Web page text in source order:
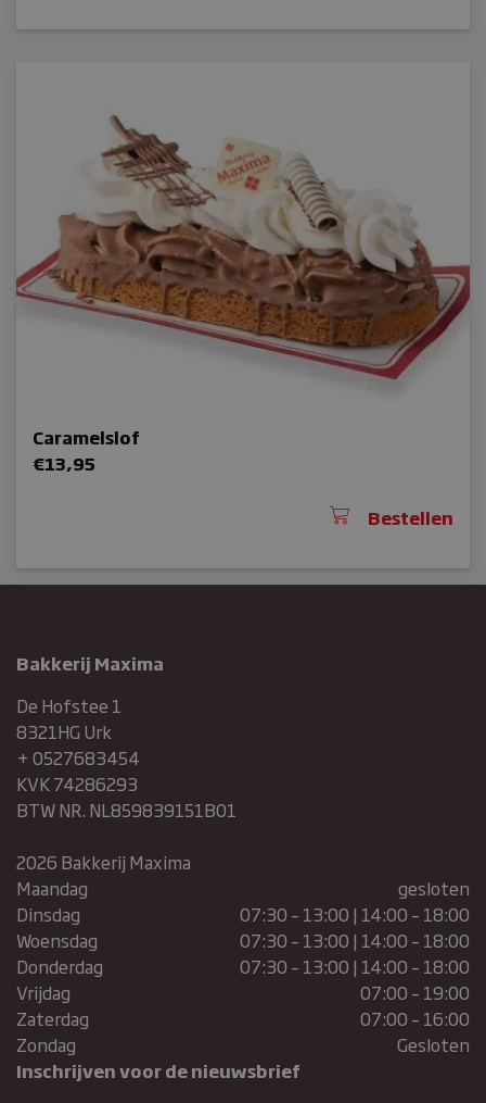
Caramelslof
€13,95
Bestellen
Bakkerij Maxima
De Hofstee 1
8321HG Urk
+ 0527683454
KVK 74286293
BTW NR. NL859839151B01
2026 Bakkerij Maxima
Maandag
gesloten
Dinsdag
07:30 – 13:00 | 14:00 – 18:00
Woensdag
07:30 – 13:00 | 14:00 – 18:00
Donderdag
07:30 – 13:00 | 14:00 – 18:00
Vrijdag
07:00 – 19:00
Zaterdag
07:00 – 16:00
Zondag
Gesloten
Inschrijven voor de nieuwsbrief
CookieScriptConsent
woocommerce_items_in_cart
woocommerce_cart_hash
Domein
Vervaldatum
.bakkerijmaxima.nl
Sessie
.bakkerijmaxima.nl
.bakkerijmaxima.nl
Sessie
Sessie